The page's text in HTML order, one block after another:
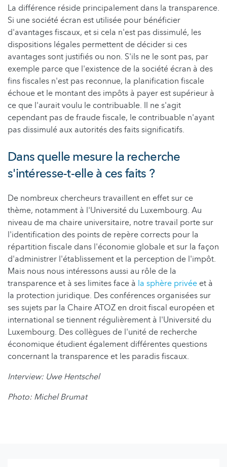
La différence réside principalement dans la transparence.
Si une société écran est utilisée pour bénéficier
d'avantages fiscaux, et si cela n'est pas dissimulé, les
dispositions légales permettent de décider si ces
avantages sont justifiés ou non. S'ils ne le sont pas, par
exemple parce que l'existence de la société écran à des
fins fiscales n'est pas reconnue, la planification fiscale
échoue et le montant des impôts à payer est supérieur à
ce que l'aurait voulu le contribuable. Il ne s'agit
cependant pas de fraude fiscale, le contribuable n'ayant
pas dissimulé aux autorités des faits significatifs.
Dans quelle mesure la recherche
s'intéresse-t-elle à ces faits ?
De nombreux chercheurs travaillent en effet sur ce
thème, notamment à l'Université du Luxembourg. Au
niveau de ma chaire universitaire, notre travail porte sur
l'identification des points de repère corrects pour la
répartition fiscale dans l'économie globale et sur la façon
d'administrer l'établissement et la perception de l'impôt.
Mais nous nous intéressons aussi au rôle de la
transparence et à ses limites face à la sphère privée et à
la protection juridique. Des conférences organisées sur
ses sujets par la Chaire ATOZ en droit fiscal européen et
international se tiennent régulièrement à l'Université du
Luxembourg. Des collègues de l'unité de recherche
économique étudient également différentes questions
concernant la transparence et les paradis fiscaux.
Interview: Uwe Hentschel
Photo: Michel Brumat